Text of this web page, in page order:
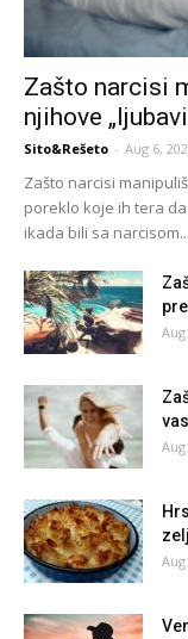
Zašto narcisi
njihove
Sito&Rešeto - Aug 6,
Zašto narcisi
poreklo koje ih tera
ikada bili sa narcisom...
Aug
Aug
Aug